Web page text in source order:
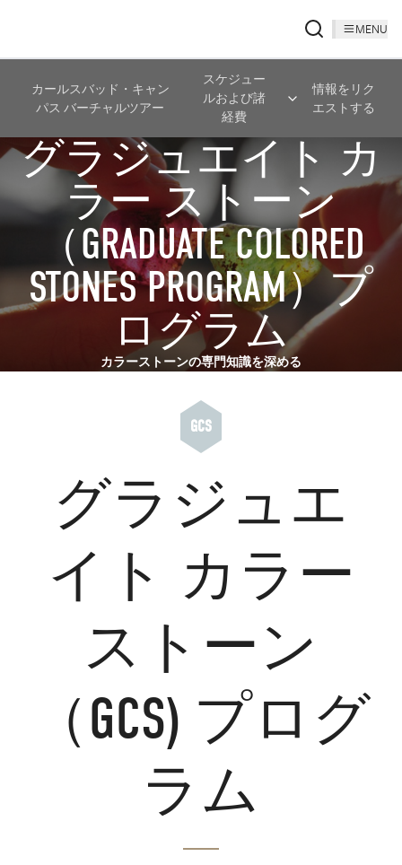
MENU
カールスバッド・キャン
パス バーチャルツアー
スケジュー
ルおよび諸
経費
情報をリク
エストする
グラジュエイト カ
ラー ストーン
（GRADUATE COLORED
STONES PROGRAM）プ
ログラム
カラーストーンの専門知識を深める
GCS
グラジュエ
イト カラー
ストーン
（GCS) プログ
ラム